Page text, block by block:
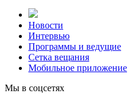
Новости
Интервью
Программы и ведущие
Сетка вещания
Мобильное приложение
Мы в соцсетях